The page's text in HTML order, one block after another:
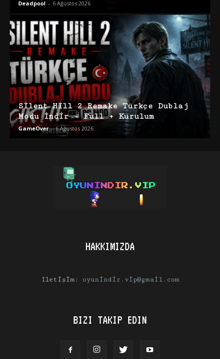
Deadpool - 6 Ağustos 2026
Silent Hill 2 Remake Türkçe Dublaj
Modu İndir – Full + Kurulum
GameOver - 6 Ağustos 2026
HAKKIMIZDA
İletişim: oyunindir.vip@gmail.com
BIZI TAKIP EDIN